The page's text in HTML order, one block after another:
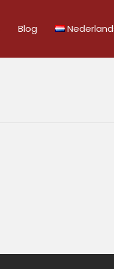
Blog